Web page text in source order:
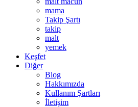
mama
Takip Şartı
takip
malt
yemek
Keşfet
Diğer
Blog
Hakkımızda
Kullanım Şartları
İletişim